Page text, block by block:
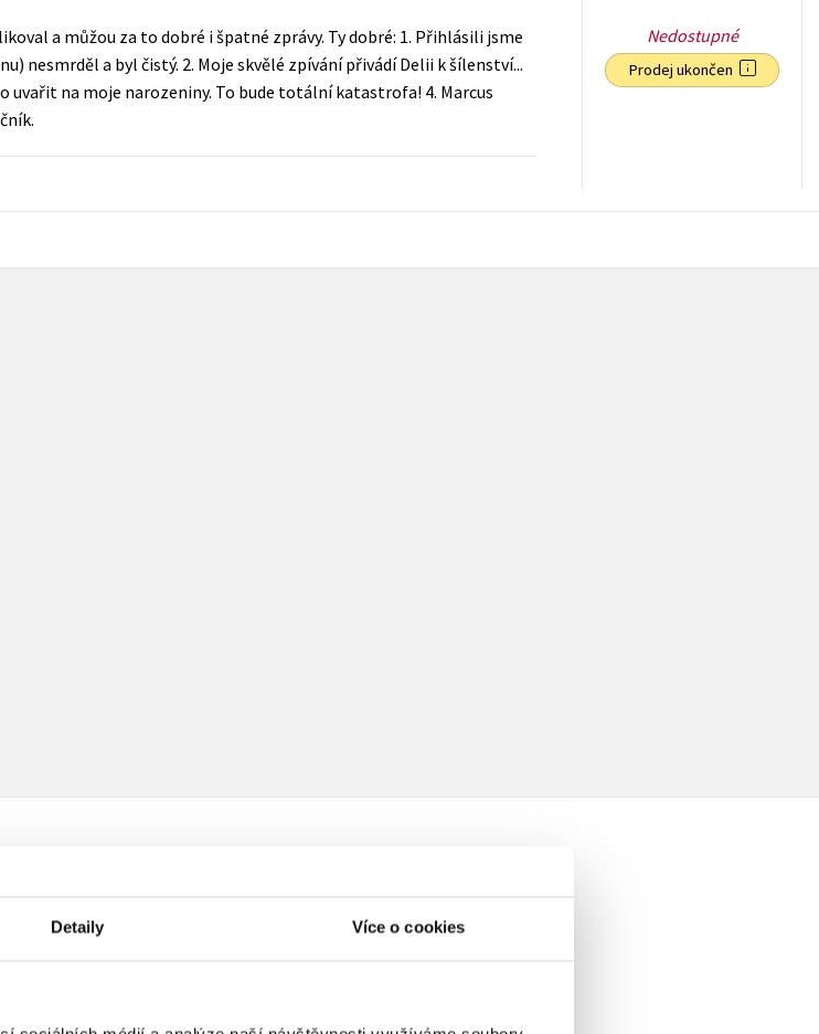
Detaily Více o cookies
pro dospělé
pro děti
Young adult (SK)
Zahraniční literatura
a můžou za to dobré i špatné zprávy. Ty dobré: 1. Přihlásili jsme
nesmrděl a byl čistý. 2. Moje skvělé zpívání přivádí Delii k šílenství...
uvařit na moje narozeniny. To bude totální katastrofa! 4. Marcus
Nedostupné
Prodej ukončen
mohou vkládat pouze registrovaní uživatelé